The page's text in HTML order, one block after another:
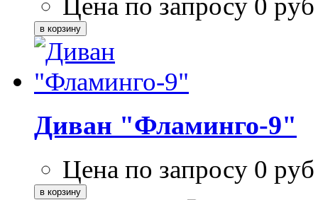
Цена по запросу 0 руб
Диван "Фламинго-9"
Цена по запросу 0 руб